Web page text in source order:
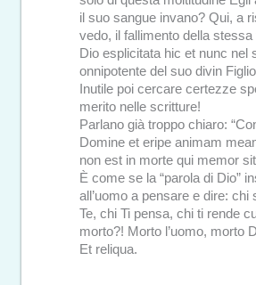
il suo sangue invano? Qui, a
vedo, il fallimento della stessa
Dio esplicitata hic et nunc nel
onnipotente del suo divin
Inutile poi cercare certezze
merito nelle scritture!
Parlano già troppo chiaro:
Domine et eripe animam
non est in morte qui memor sit
È come se la “parola di Dio”
all’uomo a pensare e dire: chi
Te, chi Ti pensa, chi ti rende
morto?! Morto l’uomo, morto
Et reliqua.